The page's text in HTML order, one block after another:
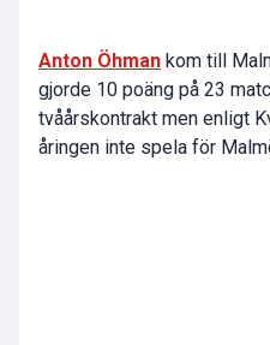
Anton Öhman kom till
gjorde 10 poäng på 23
tvåårskontrakt men enligt
åringen inte spela för